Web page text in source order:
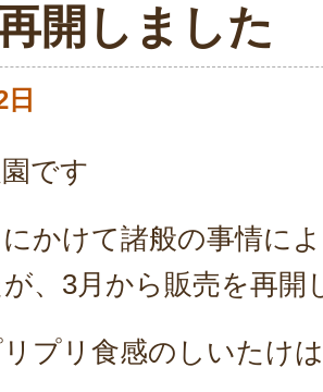
開しました
です
かけて諸般の事情に
、3月から販売を再開
プリ食感のしいたけ